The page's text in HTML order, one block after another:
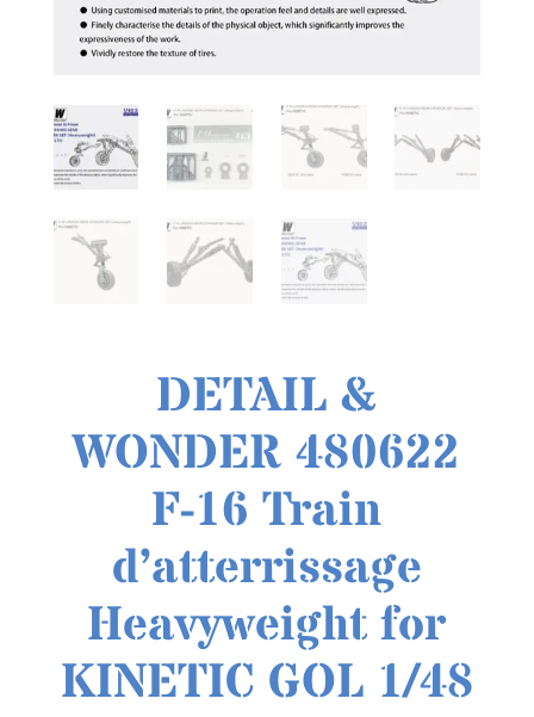
DETAIL &
WONDER 480622
F-16 Train
d’atterrissage
Heavyweight for
KINETIC GOL 1/48